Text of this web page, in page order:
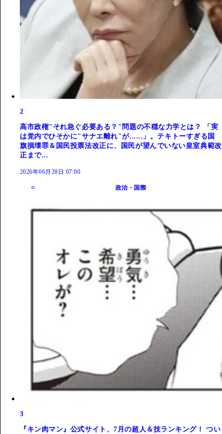
2
高市政権"それ急ぐ必要ある？"問題の不穏な力学とは？ 「実
は党内でひそかに"サナエ離れ"が......」。テキトーすぎる国
旗損壊罪＆国民投票法改正に、国民が望んでいない皇室典範改
正まで...
2026年06月28日 07:00
政治・国際
3
『キン肉マン』公式サイト、7月の超人＆技ランキング！ つい